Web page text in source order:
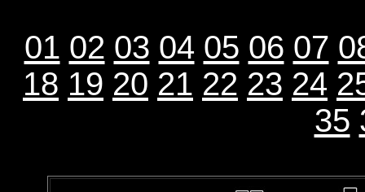
01 02 03 04 05 06 07
18 19 20 21 22 23 24
35